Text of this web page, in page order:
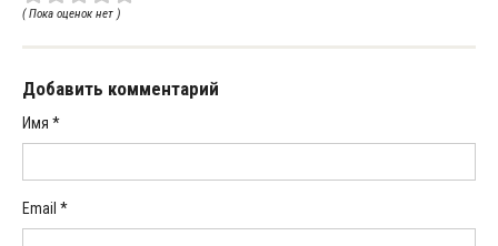
( Пока оценок нет )
Добавить комментарий
Имя *
Email *